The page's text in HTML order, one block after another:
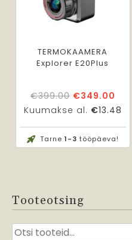
TERMOKAAMERA
Explorer E20Plus
€399.00 Algne
hind
oli:
€399.00.
€349.00
hind
on:
Kuumakse al. €13.48
Tarne 1-3 tööpäeva!
Tooteotsing
Otsi: